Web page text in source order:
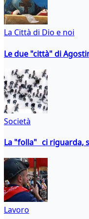
La Città di Dio e noi
Le due "città" di
Società
La "folla" ci riguarda,
Lavoro